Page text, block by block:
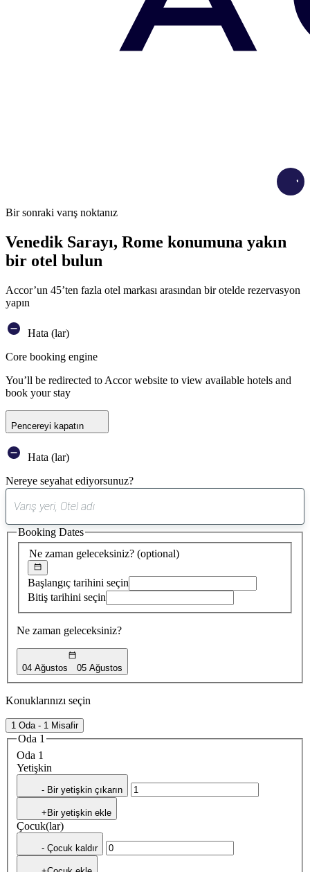
Bir sonraki varış noktanız
Venedik Sarayı, Rome konumuna yakın
bir otel bulun
Accor’un 45’ten fazla otel markası arasından bir otelde rezervasyon
yapın
Hata (lar)
Core booking engine
You’ll be redirected to Accor website to view available hotels and
book your stay
Pencereyi kapatın
Hata (lar)
Nereye seyahat ediyorsunuz?
öneri
bulundu
Ne zaman geleceksiniz? (optional)
Başlangıç tarihini seçin
Bitiş tarihini seçin
Ne zaman geleceksiniz?
04 Ağustos 05 Ağustos
Booking Dates
Konuklarınızı seçin
1 Oda - 1 Misafir
Oda 1
Oda 1
Yetişkin
- Bir yetişkin çıkarın
+Bir yetişkin ekle
Çocuk(lar)
- Çocuk kaldır